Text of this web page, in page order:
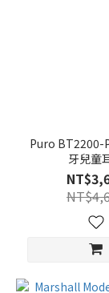
Puro BT2200-
牙兒童